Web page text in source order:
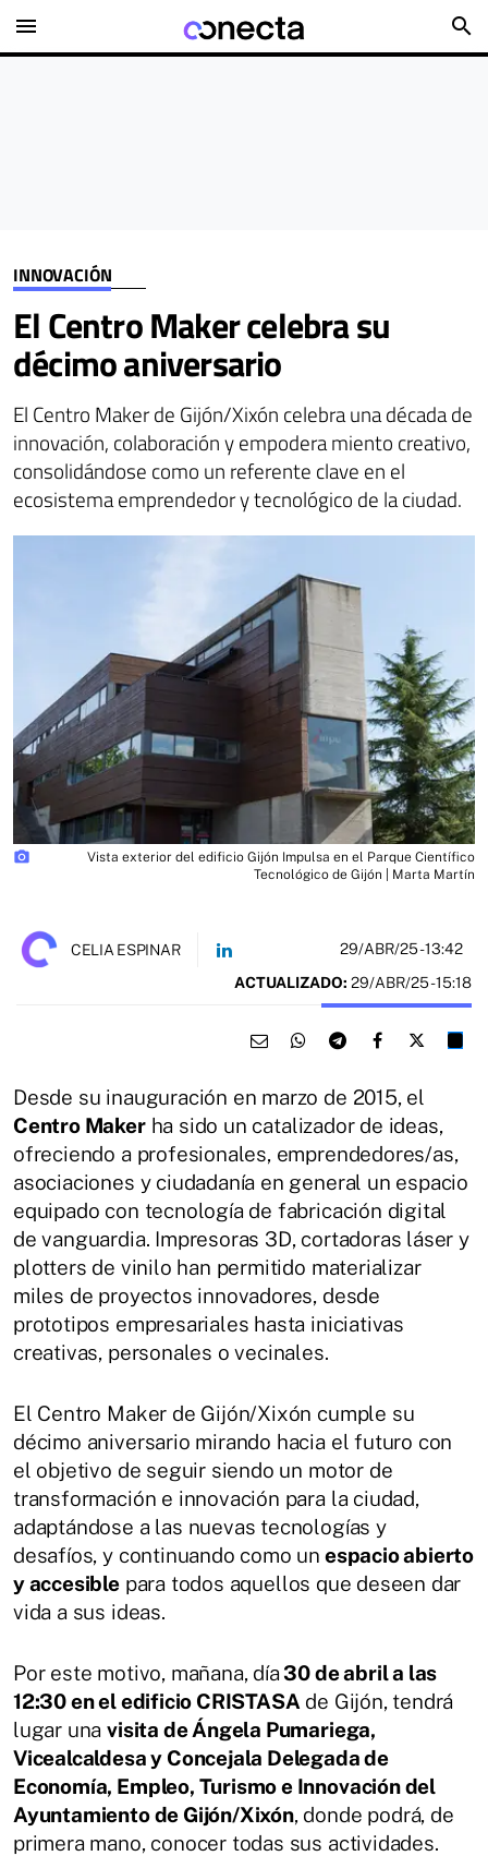
menu search
INNOVACIÓN
El Centro Maker celebra su
décimo aniversario
El Centro Maker de Gijón/Xixón celebra una década de
innovación, colaboración y empodera miento creativo,
consolidándose como un referente clave en el
ecosistema emprendedor y tecnológico de la ciudad.
photo_camera
Vista exterior del edificio Gijón Impulsa en el Parque Científico
Tecnológico de Gijón | Marta Martín
CELIA ESPINAR 29/ABR/25- 13:42
ACTUALIZADO: 29/ABR/25 - 15:18
Desde su inauguración en marzo de 2015, el
Centro Makerha sido un catalizador de ideas,
ofreciendo a profesionales, emprendedores/as,
asociaciones y ciudadanía en general un espacio
equipado con tecnología de fabricación digital
de vanguardia. Impresoras 3D, cortadoras láser y
plotters de vinilo han permitido materializar
miles de proyectos innovadores, desde
prototipos empresariales hasta iniciativas
creativas, personales o vecinales.
El Centro Maker de Gijón/Xixón cumple su
décimo aniversario mirando hacia el futuro con
el objetivo de seguir siendo un motor de
transformación e innovación para la ciudad,
adaptándose a las nuevas tecnologías y
desafíos, y continuando como un espacio abierto
y accesiblepara todos aquellos que deseen dar
vida a sus ideas.
Por este motivo, mañana, día 30 de abril a las
12:30 en el edificio CRISTASA de Gijón, tendrá
lugar unavisita de Ángela Pumariega,
Vicealcaldesa y Concejala Delegada de
Economía, Empleo, Turismo e Innovación del
Ayuntamiento de Gijón/Xixón, donde podrá, de
primera mano, conocer todas sus actividades.